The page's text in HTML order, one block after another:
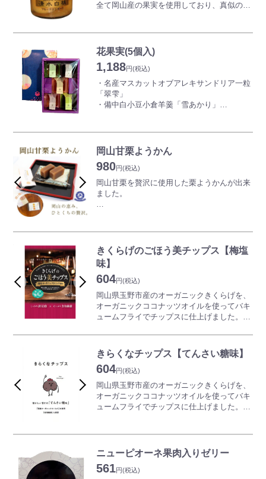
全て岡山産の果実を使用しており、真似ので
とができます。
見た目もかわいいお洒落なコンポートで贈答
用にも適しています♪
花果実(5個入)
1,188円(税込)
・名産マスカットオブアレキサンドリア一粒
「翠雫」
・備中白小豆小倉羊羹「雪あかり」
花と果と実の五菓撰をどうぞお楽しみくださ
い。
岡山甘栗ようかん
980円(税込)
岡山甘栗を贅沢に使用した栗ようかんが出来
ました。
功し2008年に新品種として登録されました。
現在でも生産量が限られる希少な栗であり、
糖度は30度前後。濃厚で気品ある甘みと奥行
きのある豊かな風味が特徴です。
岡山県津山市と勝央町にて丹精込めて育てら
れた岡山甘栗を贅沢に使用した栗ようかん。
上品な栗の甘みと奥深いコク。至福のひと時
を心ゆくまでご堪能下さい。
きくらげのごほう美チップス【梅塩
味】
604円(税込)
岡山県玉野市産のオーガニックきくらげを、
オーガニックココナッツオイルを使ってバキ
ュームフライでチップスに仕上げました。
開発した商品です。
また、きくらげのチップスは他に類似商品が
なく、日本初の野菜チップスです。
※きくらげがお腹の中で膨らみます。満腹感
や膨満感を感じることがありますので、数枚
ずつ様子を見ながらお召し上がりください。
※本製品工場では、えび、かに、小麦、そ
ューナッツ、牛肉、くるみ、ごま、さけ、さ
豆を含む製品を製造しております。
きらくなチップス【てんさい糖味】
604円(税込)
岡山県玉野市産のオーガニックきくらげを、
オーガニックココナッツオイルを使ってバキ
ュームフライでチップスに仕上げました。
なく、日本初の野菜チップスです。
※きくらげがお腹の中で膨らみます。満腹感
ニューピオーネ果肉入りゼリー
561円(税込)